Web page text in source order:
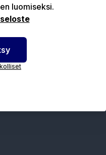
ERIKOISLIIKE
luomiseksi.